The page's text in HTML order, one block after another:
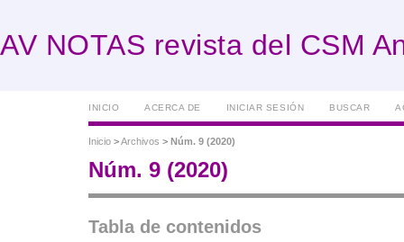
AV NOTAS revista del CSM
INICIO ACERCA DE INICIAR SESIÓN BUSCAR
Inicio >Archivos > Núm. 9 (2020)
Núm. 9 (2020)
Tabla de contenidos